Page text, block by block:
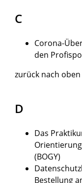
C
Corona-
den
zurück nach oben
D
Das
(BOGY)
Bestellung